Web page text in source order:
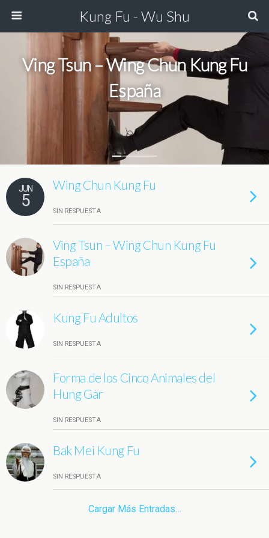
Kung Fu - Wu Shu
Ving Tsun – Wing Chun Kung Fu
España
JUN
5
Wing Chun Kung Fu
SIN RESPUESTA
Ving Tsun – Wing Chun Kung Fu
España
SIN RESPUESTA
Kung Fu Adultos
SIN RESPUESTA
Forma de los Cinco Animales del
Hung Gar
SIN RESPUESTA
Bak Mei Kung Fu
SIN RESPUESTA
Cargar Más Entradas…